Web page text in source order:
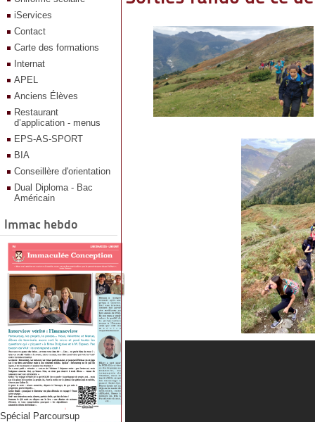
iServices
Contact
Carte des formations
Internat
APEL
Anciens Élèves
Restaurant
d’application - menus
EPS-AS-SPORT
BIA
Conseillère d'orientation
Dual Diploma - Bac
Américain
Immac hebdo
Spécial Parcoursup